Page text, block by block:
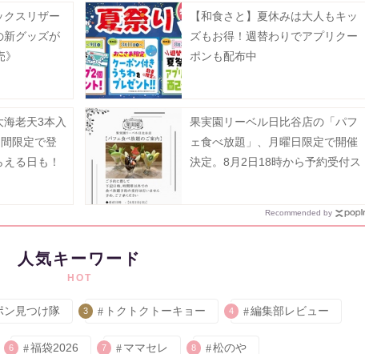
クスリザー
新グッズが
【和食さと】夏休みは大人もキッ
ズもお得！週替わりでアプリクー
ポンも配布中
海老天3本入
限定で登
る日も！
果実園リーベル日比谷店の「パフ
ェ食べ放題」、月曜日限定で開催
決定。8月2日18時から予約受付ス
Recommended by
人気キーワード
HOT
ン見つけ隊 3 トクトクトーキョー 4 編集部レビュー
6 福袋2026 7 ママセレ 8 松のや